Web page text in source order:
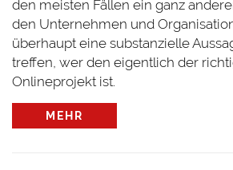
den meisten Fällen ein ganz
den Unternehmen und
überhaupt eine substanzielle
treffen, wer den eigentlich der
Onlineprojekt ist.
MEHR